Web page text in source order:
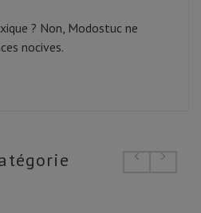
? Non, Modostuc ne
nocives.